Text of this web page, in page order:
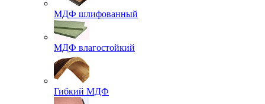
МДФ шлифованный
МДФ влагостойкий
Гибкий МДФ